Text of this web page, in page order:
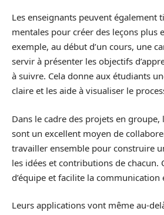
Les enseignants peuvent également
mentales pour créer des leçons plus
exemple, au début d’un cours, une
servir à présenter les objectifs
à suivre. Cela donne aux étudiants
claire et les aide à visualiser le
Dans le cadre des projets en groupe,
sont un excellent moyen de
travailler ensemble pour construire
les idées et contributions de chacun.
d’équipe et facilite la communication
Leurs applications vont même au-